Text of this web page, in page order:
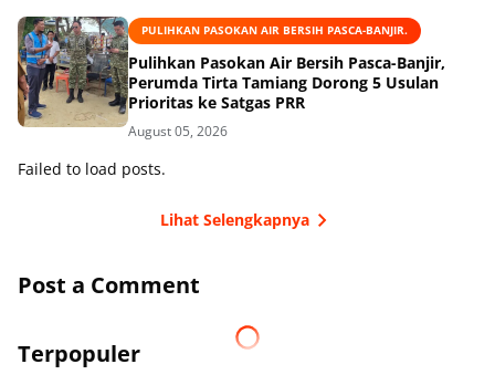
PULIHKAN PASOKAN AIR BERSIH PASCA-BANJIR.
Pulihkan Pasokan Air Bersih Pasca-Banjir,
Perumda Tirta Tamiang Dorong 5 Usulan
Prioritas ke Satgas PRR
August 05, 2026
Failed to load posts.
Lihat Selengkapnya
Post a Comment
Terpopuler